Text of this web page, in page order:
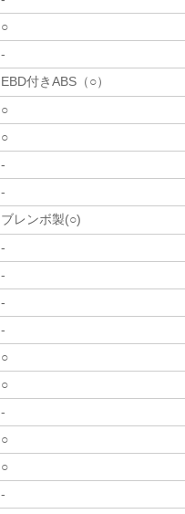
○
-
EBD付きABS（○）
○
○
-
-
ブレンボ製(○)
-
-
-
-
○
○
-
○
○
-